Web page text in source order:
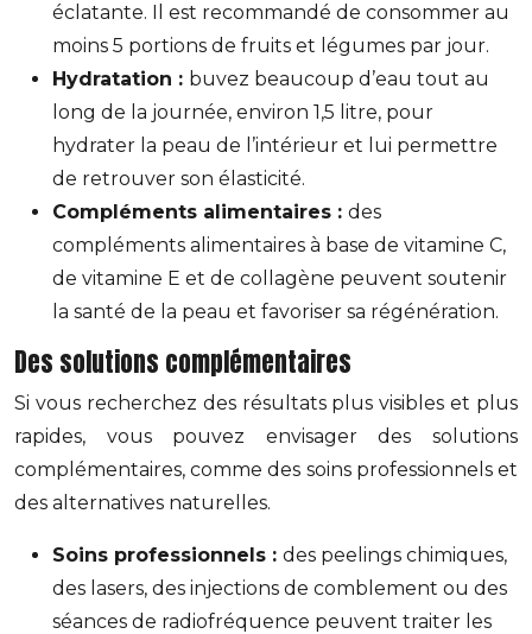
éclatante. Il est recommandé de consommer au
moins 5 portions de fruits et légumes par jour.
Hydratation : buvez beaucoup d’eau tout au
long de la journée, environ 1,5 litre, pour
hydrater la peau de l’intérieur et lui permettre
de retrouver son élasticité.
Compléments alimentaires : des
compléments alimentaires à base de vitamine C,
de vitamine E et de collagène peuvent soutenir
la santé de la peau et favoriser sa régénération.
Des solutions complémentaires
Si vous recherchez des résultats plus visibles et plus
rapides, vous pouvez envisager des solutions
complémentaires, comme des soins professionnels et
des alternatives naturelles.
Soins professionnels : des peelings chimiques,
des lasers, des injections de comblement ou des
séances de radiofréquence peuvent traiter les